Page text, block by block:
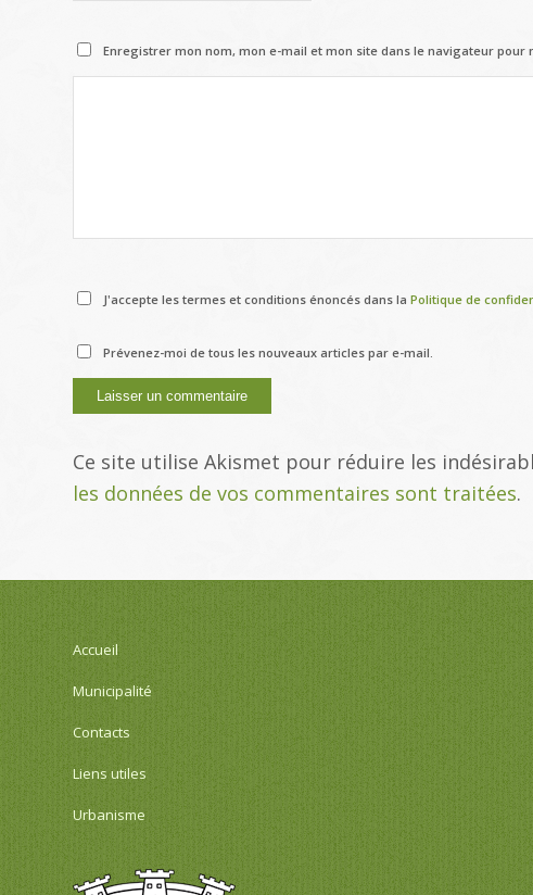
Enregistrer mon nom, mon e-mail et mon site dans le navigateur pour
J'accepte les termes et conditions énoncés dans la Politique de
Prévenez-moi de tous les nouveaux articles par e-mail.
Ce site utilise Akismet pour réduire les
les données de vos commentaires sont traitées.
Accueil
Municipalité
Contacts
Liens utiles
Urbanisme